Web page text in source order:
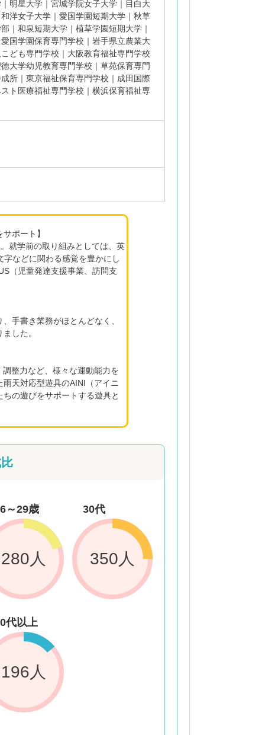
明星大学｜宮城学院女子大学｜目白大
洋女子大学｜愛国学園短期大学｜秋草
｜和泉短期大学｜植草学園短期大学｜
国学園保育専門学校｜岩手県立農業大
ども専門学校｜大阪教育福祉専門学校
大学幼児教育専門学校｜草苑保育専門
所｜東京福祉保育専門学校｜成田国際
ト医療福祉専門学校｜横浜保育福祉専
ポート】
就学前の取り組みとしては、英
などに関わる感覚を豊かにし
（児童発達支援事業、訪問支
手書き業務がほとんどなく、
した。
整力など、様々な運動能力を
天対応型遊具のAINI（アイニ
の遊びをサポートする遊具と
～29歳
280人
30代
350人
代以上
196人